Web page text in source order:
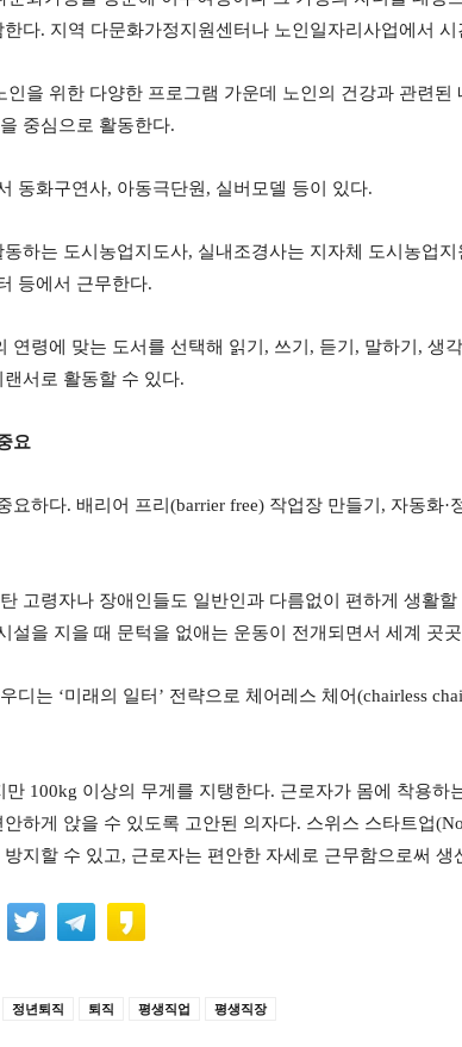
한다. 지역 다문화가정지원센터나 노인일자리사업에서
인을 위한 다양한 프로그램 가운데 노인의 건강과 관련된
중심으로 활동한다.
동화구연사, 아동극단원 , 실버모델 등이 있다.
동하는 도시농업지도사, 실내조경사는 지자체 도시농업지
등에서 근무한다.
연령에 맞는 도서를 선택해 읽기 , 쓰기 , 듣기 , 말하기 , 생
서로 활동할 수 있다.
요
요하다. 배리어 프리 (barrier free) 작업장 만들기 , 자동화·
고령자나 장애인들도 일반인과 다름없이 편하게 생활
설을 지을 때 문턱을 없애는 운동이 전개되면서 세계 곳
디는 ‘미래의 일터 ’ 전략으로 체어레스 체어(chairless
만 100kg 이상의 무게를 지탱한다. 근로자가 몸에 착용하
하게 앉을 수 있도록 고안된 의자다. 스위스 스타트업
지할 수 있고, 근로자는 편안한 자세로 근무함으로써 생
정년퇴직 퇴직 평생직업 평생직장